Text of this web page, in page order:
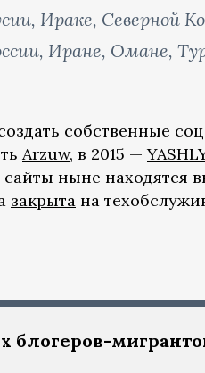
Ираке, Северной
Иране, Омане,
собственные
Arzuw, в 2015 —
сайты ныне находятся
закрыта на
блогеров-